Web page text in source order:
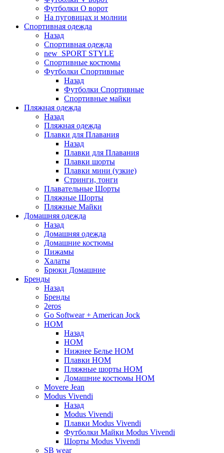
Футболки O ворот
На пуговицах и молнии
Спортивная одежда
Назад
Спортивная одежда
new_SPORT STYLE
Спортивные костюмы
Футболки Спортивные
Назад
Футболки Спортивные
Спортивные майки
Пляжная одежда
Назад
Пляжная одежда
Плавки для Плавания
Назад
Плавки для Плавания
Плавки шорты
Плавки мини (узкие)
Стринги, тонги
Плавательные Шорты
Пляжные Шорты
Пляжные Майки
Домашняя одежда
Назад
Домашняя одежда
Домашние костюмы
Пижамы
Халаты
Брюки Домашние
Бренды
Назад
Бренды
2eros
Go Softwear + American Jock
HOM
Назад
HOM
Нижнее Белье HOM
Плавки HOM
Пляжные шорты HOM
Домашние костюмы HOM
Movere Jean
Modus Vivendi
Назад
Modus Vivendi
Плавки Modus Vivendi
Футболки Майки Modus Vivendi
Шорты Modus Vivendi
SB wear